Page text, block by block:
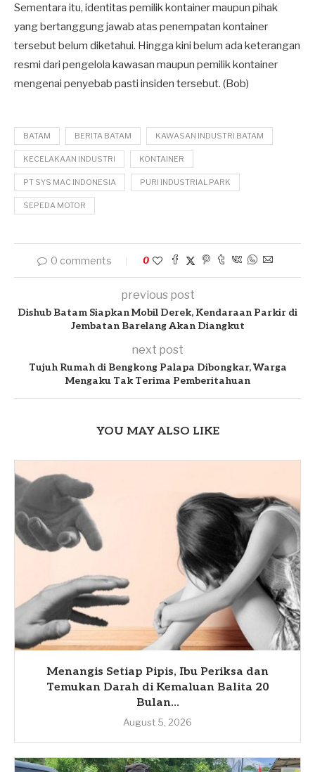
Sementara itu, identitas pemilik kontainer maupun pihak
yang bertanggung jawab atas penempatan kontainer
tersebut belum diketahui. Hingga kini belum ada keterangan
resmi dari pengelola kawasan maupun pemilik kontainer
mengenai penyebab pasti insiden tersebut. (Bob)
BATAM BERITA BATAM KAWASAN INDUSTRI BATAM
KECELAKAAN INDUSTRI KONTAINER
PT SYS MAC INDONESIA PURI INDUSTRIAL PARK
SEPEDA MOTOR
0 comments 0
previous post
Dishub Batam Siapkan Mobil Derek, Kendaraan Parkir di
Jembatan Barelang Akan Diangkut
next post
Tujuh Rumah di Bengkong Palapa Dibongkar, Warga
Mengaku Tak Terima Pemberitahuan
YOU MAY ALSO LIKE
Menangis Setiap Pipis, Ibu Periksa dan
Temukan Darah di Kemaluan Balita 20
Bulan...
August 5, 2026